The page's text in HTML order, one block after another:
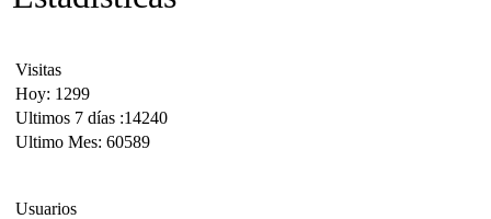
Visitas
Hoy: 1299
Ultimos 7 días :14240
Ultimo Mes: 60589
Usuarios